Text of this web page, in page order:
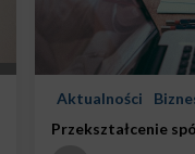
Aktualności
Przekształcenie